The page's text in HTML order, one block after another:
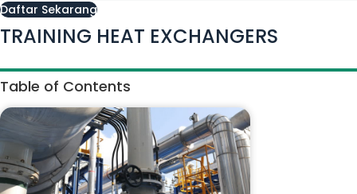
Daftar Sekarang
TRAINING HEAT EXCHANGERS
Table of Contents